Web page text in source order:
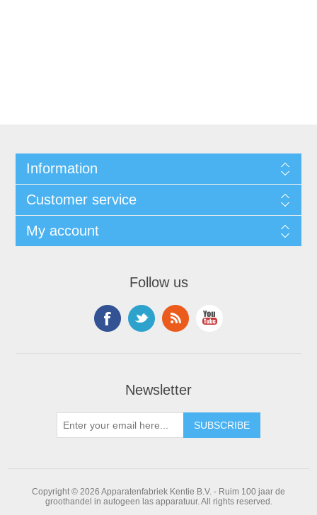
Information
Customer service
My account
Follow us
Newsletter
Copyright © 2026 Apparatenfabriek Kentie B.V. - Ruim 100 jaar de
groothandel in autogeen las apparatuur. All rights reserved.